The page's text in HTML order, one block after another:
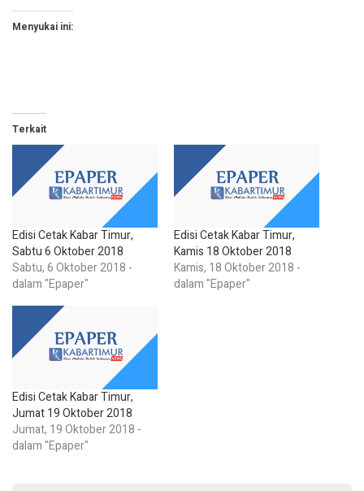
Menyukai ini:
Terkait
Edisi Cetak Kabar Timur,
Sabtu 6 Oktober 2018
Sabtu, 6 Oktober 2018 -
dalam "Epaper"
Edisi Cetak Kabar Timur,
Kamis 18 Oktober 2018
Kamis, 18 Oktober 2018 -
dalam "Epaper"
Edisi Cetak Kabar Timur,
Jumat 19 Oktober 2018
Jumat, 19 Oktober 2018 -
dalam "Epaper"